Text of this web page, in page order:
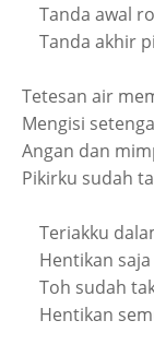
Tanda awal
Tanda akhir
Tetesan air
Mengisi
Angan dan
Pikirku sudah
Teriakku
Hentikan
Toh sudah
Hentikan